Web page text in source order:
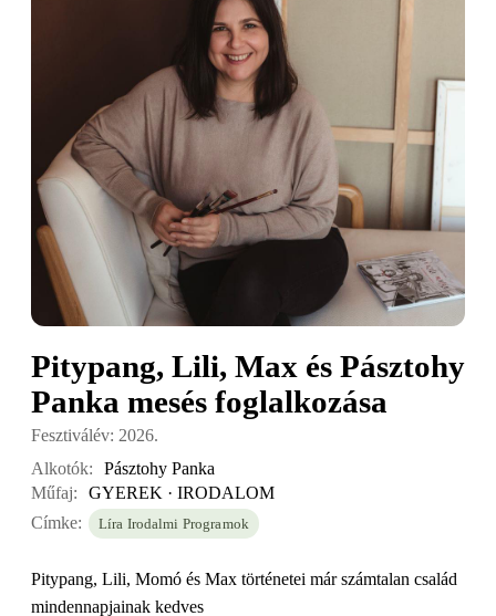
Pitypang, Lili, Max és Pásztohy
Panka mesés foglalkozása
Fesztiválév: 2026.
Alkotók:
Pásztohy Panka
Műfaj:
GYEREK · IRODALOM
Címke:
Líra Irodalmi Programok
Pitypang, Lili, Momó és Max történetei már számtalan család
mindennapjainak kedves